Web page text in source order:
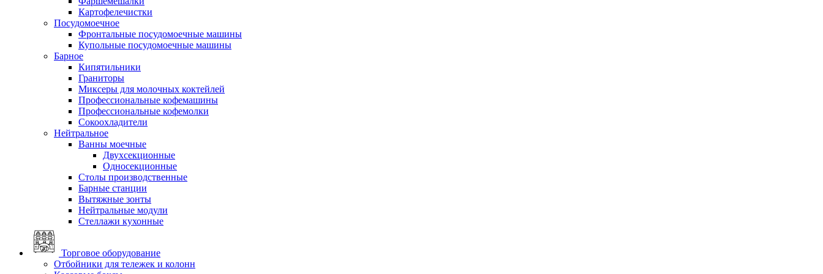
Картофелечистки
Посудомоечное
Фронтальные посудомоечные машины
Купольные посудомоечные машины
Барное
Кипятильники
Граниторы
Миксеры для молочных коктейлей
Профессиональные кофемашины
Профессиональные кофемолки
Сокоохладители
Нейтральное
Ванны моечные
Двухсекционные
Односекционные
Столы производственные
Барные станции
Вытяжные зонты
Нейтральные модули
Стеллажи кухонные
Торговое оборудование
Отбойники для тележек и колонн